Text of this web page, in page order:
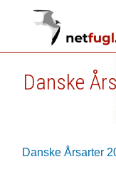
Danske
Danske Årsarter